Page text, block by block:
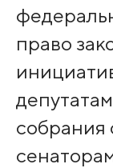
право
собрания